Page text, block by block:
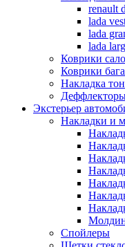
renault
lada
lada
lada
Коврики
Коврики
Накладка
Экстерьер
Накладки и
Спойлеры